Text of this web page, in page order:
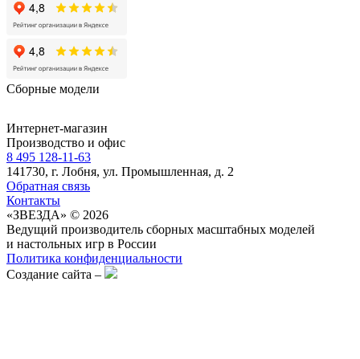
Сборные модели
Интернет-магазин
Производство и офис
8 495 128-11-63
141730, г. Лобня, ул. Промышленная, д. 2
Обратная связь
Контакты
«ЗВЕЗДА» © 2026
Ведущий производитель сборных масштабных моделей
и настольных игр в России
Политика конфиденциальности
Создание сайта –